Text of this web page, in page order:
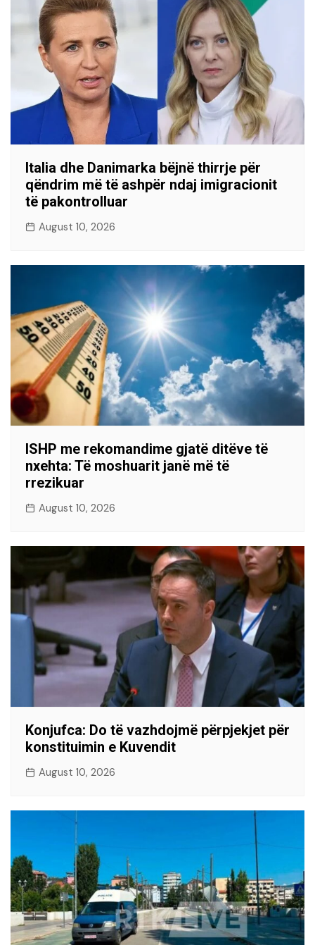
Italia dhe Danimarka bëjnë thirrje për
qëndrim më të ashpër ndaj imigracionit
të pakontrolluar
August 10, 2026
ISHP me rekomandime gjatë ditëve të
nxehta: Të moshuarit janë më të
rrezikuar
August 10, 2026
Konjufca: Do të vazhdojmë përpjekjet për
konstituimin e Kuvendit
August 10, 2026